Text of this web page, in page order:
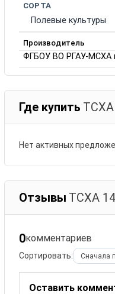
СОРТА
Полевые культуры
Производитель
ФГБОУ ВО РГАУ-МСХА
Где купить ТСХА
Нет активных
Отзывы ТСХА 14
0комментариев
Сортировать:
Оставить